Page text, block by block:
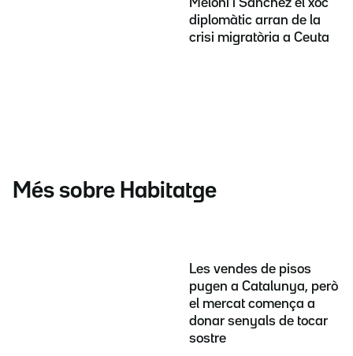
Meloni i Sánchez el xoc
diplomàtic arran de la
crisi migratòria a Ceuta
Més sobre Habitatge
Les vendes de pisos
pugen a Catalunya, però
el mercat comença a
donar senyals de tocar
sostre